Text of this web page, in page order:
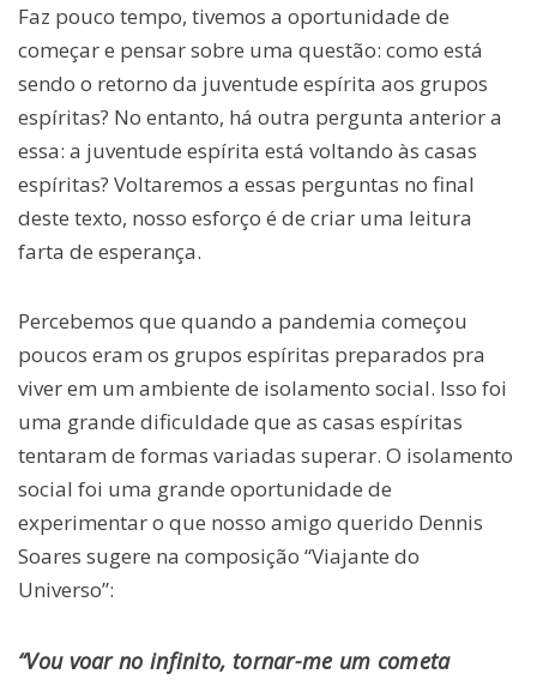
Faz pouco tempo, tivemos a oportunidade de
começar e pensar sobre uma questão: como está
sendo o retorno da juventude espírita aos grupos
espíritas? No entanto, há outra pergunta anterior a
essa: a juventude espírita está voltando às casas
espíritas? Voltaremos a essas perguntas no final
deste texto, nosso esforço é de criar uma leitura
farta de esperança.
Percebemos que quando a pandemia começou
poucos eram os grupos espíritas preparados pra
viver em um ambiente de isolamento social. Isso foi
uma grande dificuldade que as casas espíritas
tentaram de formas variadas superar. O isolamento
social foi uma grande oportunidade de
experimentar o que nosso amigo querido Dennis
Soares sugere na composição “Viajante do
Universo”:
“Vou voar no infinito, tornar-me um cometa